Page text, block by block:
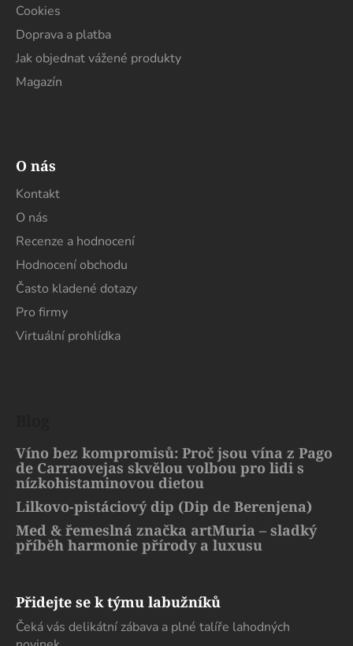
Cookies
Doprava a platba
Jak objednat vážené produkty
Magazín
O nás
Kontakt
O nás
Recenze a hodnocení
Hodnocení obchodu
Často kladené dotazy
Pro firmy
Virtuální prohlídka
Víno bez kompromisů: Proč jsou vína z Pago
de Carraovejas skvělou volbou pro lidi s
nízkohistaminovou dietou
Lilkovo-pistáciový dip (Dip de Berenjena)
Med & řemeslná značka artMuria – sladký
příběh harmonie přírody a luxusu
Přidejte se k týmu labužníků
Čeká vás delikátní zábava a plné talíře lahodných